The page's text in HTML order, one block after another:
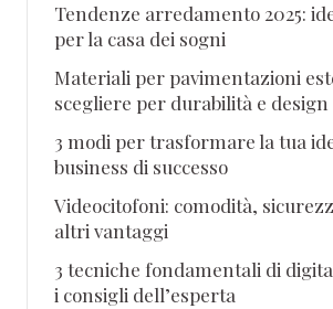
Tendenze arredamento 2025:
per la casa dei sogni
Materiali per pavimentazioni
scegliere per durabilità e design
3 modi per trasformare la tua
business di successo
Videocitofoni: comodità,
altri vantaggi
3 tecniche fondamentali di
i consigli dell’esperta